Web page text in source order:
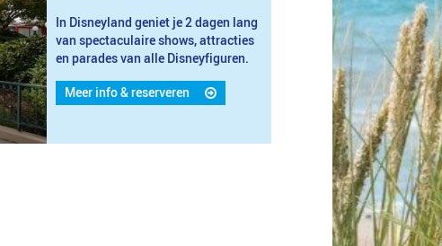
In Disneyland geniet je 2 dagen lang
van spectaculaire shows, attracties
en parades van alle Disneyfiguren.
Meer info & reserveren